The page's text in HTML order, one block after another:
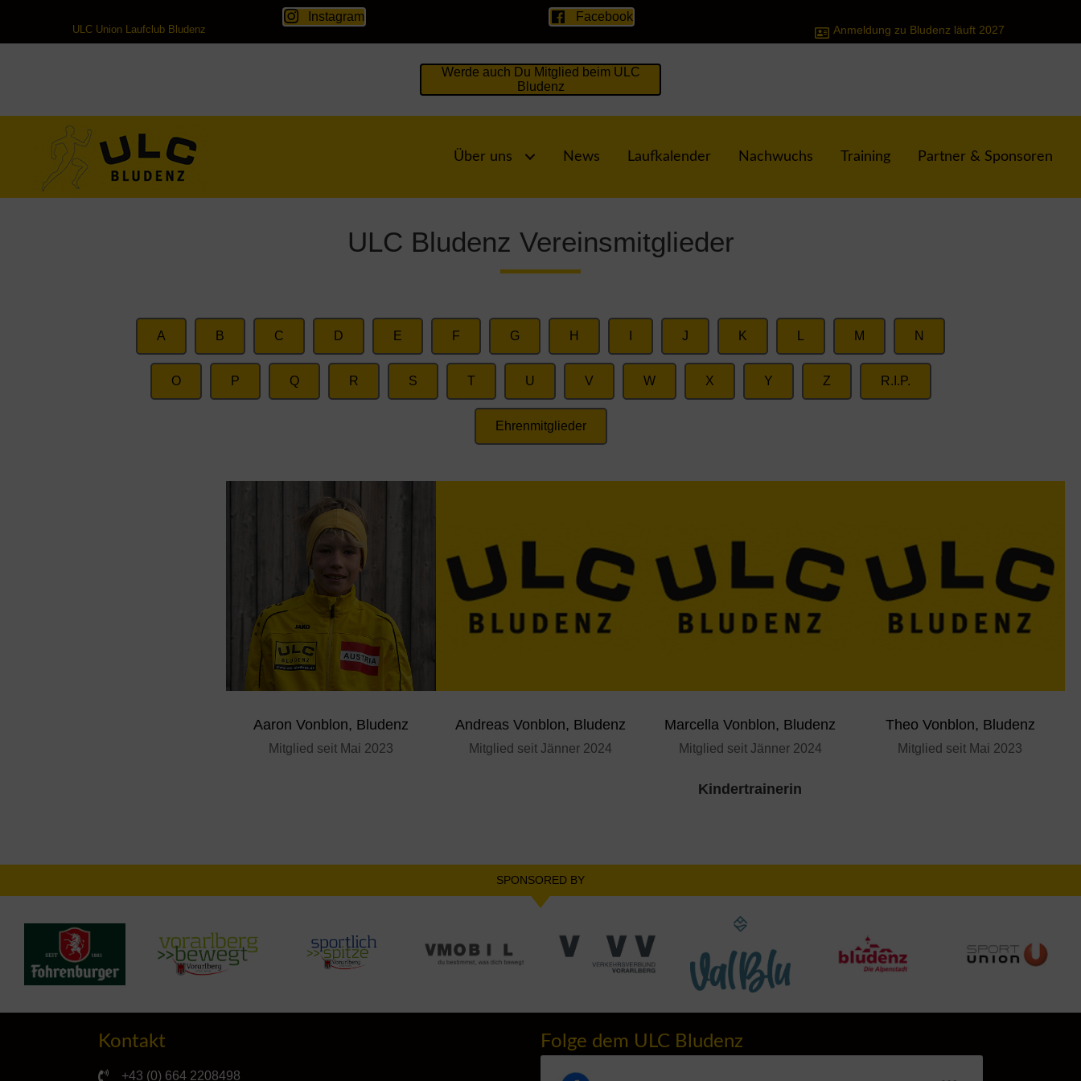
ULC Union Laufclub Bludenz
Instagram Facebook
Anmeldung zu Bludenz läuft 2027
Werde auch Du Mitglied beim ULC
Bludenz
Über uns News Laufkalender Nachwuchs Training Partner & Sponsoren
ULC Bludenz Vereinsmitglieder
A B C D E F G H J K M N
O P Q R S T U V W X Y Z R.I.P.
Ehrenmitglieder
Aaron Vonblon, Bludenz
Mitglied seit Mai 2023
Andreas Vonblon, Bludenz
Mitglied seit Jänner 2024
Marcella Vonblon, Bludenz
Mitglied seit Jänner 2024
Kindertrainerin
Theo Vonblon, Bludenz
Mitglied seit Mai 2023
SPONSORED BY
Kontakt
+43 (0) 664 2208498
Folge dem ULC Bludenz